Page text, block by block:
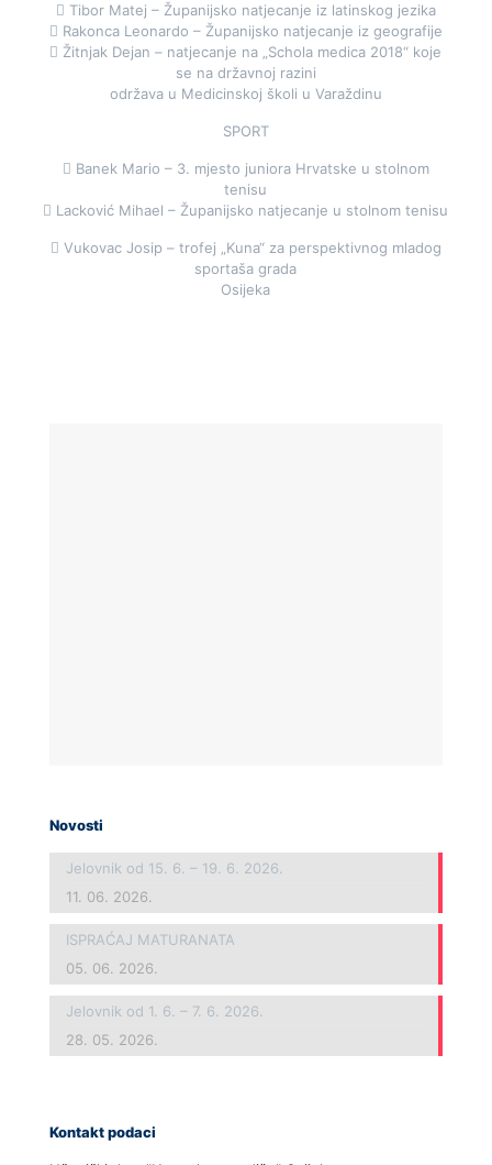
 Tibor Matej – Županijsko natjecanje iz latinskog jezika
 Rakonca Leonardo – Županijsko natjecanje iz geografije
 Žitnjak Dejan – natjecanje na „Schola medica 2018“ koje
se na državnoj razini
održava u Medicinskoj školi u Varaždinu
SPORT
 Banek Mario – 3. mjesto juniora Hrvatske u stolnom
tenisu
 Lacković Mihael – Županijsko natjecanje u stolnom tenisu
 Vukovac Josip – trofej „Kuna“ za perspektivnog mladog
sportaša grada
Osijeka
Novosti
Jelovnik od 15. 6. – 19. 6. 2026.
11. 06. 2026.
ISPRAĆAJ MATURANATA
05. 06. 2026.
Jelovnik od 1. 6. – 7. 6. 2026.
28. 05. 2026.
Kontakt podaci